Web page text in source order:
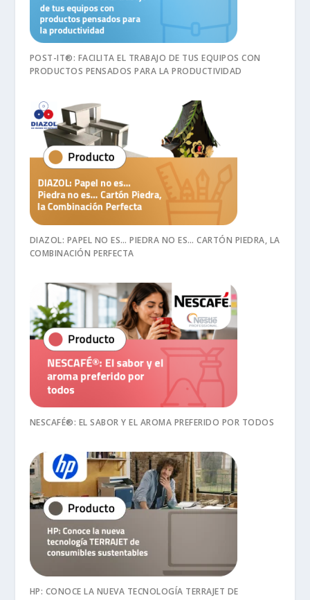
POST-IT®: FACILITA EL TRABAJO DE TUS EQUIPOS CON
PRODUCTOS PENSADOS PARA LA PRODUCTIVIDAD
DIAZOL: PAPEL NO ES… PIEDRA NO ES… CARTÓN PIEDRA, LA
COMBINACIÓN PERFECTA
NESCAFÉ®: EL SABOR Y EL AROMA PREFERIDO POR TODOS
HP: CONOCE LA NUEVA TECNOLOGÍA TERRAJET DE